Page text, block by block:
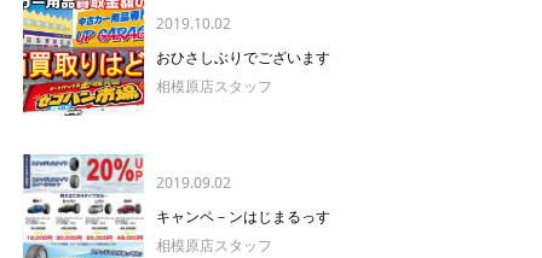
2019.10.02
おひさしぶりでございます
相模原店スタッフ
2019.09.02
キャンペ－ンはじまるっす
相模原店スタッフ